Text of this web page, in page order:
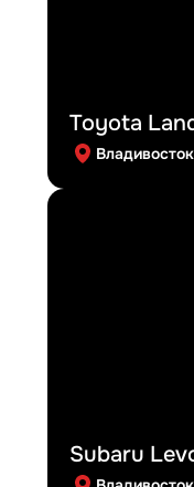
Toyota
Владивосток
Subaru